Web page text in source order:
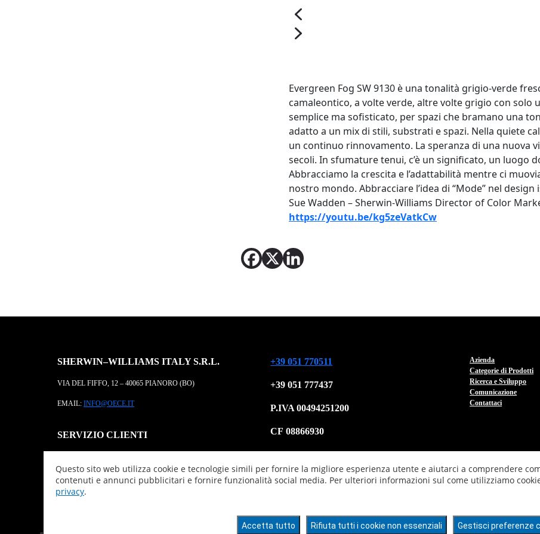
Evergreen Fog SW 9130 è una tonalità grigio-verde
camaleontico, a volte verde, altre volte grigio con solo
semplice ma sofisticato, per spazi che bramano una
adatto a un mix di stili, substrati e spazi. Nella quiete
un continuo rinnovamento. La speranza di una nuova
secoli. In sfumature tenui, c’è un significato, un luogo
Abbracciamo la crescita e l’adattabilità mentre ci
nostro mondo. Abbracciare l’idea di “Mode” nel
Sue Wadden – Sherwin-Williams Director of Color
https://youtu.be/kg5zeVatkCw
SHERWIN–WILLIAMS ITALY S.R.L.
VIA DEL FIFFO, 12 – 40065 PIANORO (BO)
EMAIL: INFO@OECE.IT
SERVIZIO CLIENTI
FAX: +39 051 770521
EMAIL:SERVIZIOCLIENTI@SHERWIN.COM
+39 051 770511
+39 051 777437
P.IVA 00494251200
CF 08866930
Azienda
Categorie di Prodotti
Ricerca e Sviluppo
Comunicazione
Contattaci
Questo sito web utilizza cookie e tecnologie simili per fornire la migliore esperienza utente e aiutarci a comprendere
contenuti e annunci pubblicitari e fornire funzionalità social media. Per ulteriori informazioni sul come utilizziamo
privacy.
Accetta tutto Rifiuta tutti i cookie non essenziali Gestisci preferenze